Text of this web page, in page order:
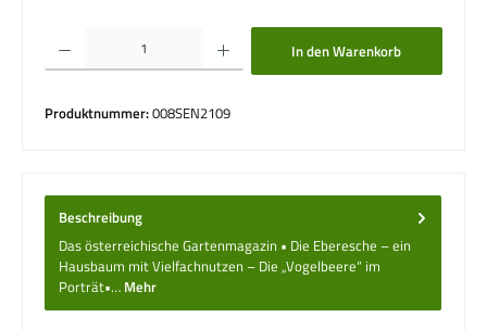
Produkt Anzahl: Gib den gewünschten Wert ein oder benutze die Schaltflächen um
In den Warenkorb
Produktnummer:008SEN2109
Beschreibung
Das österreichische Gartenmagazin • Die Eberesche – ein
Hausbaum mit Vielfachnutzen – Die „Vogelbeere“ im
Porträt•… Mehr